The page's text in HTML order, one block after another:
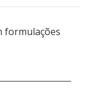
formulações